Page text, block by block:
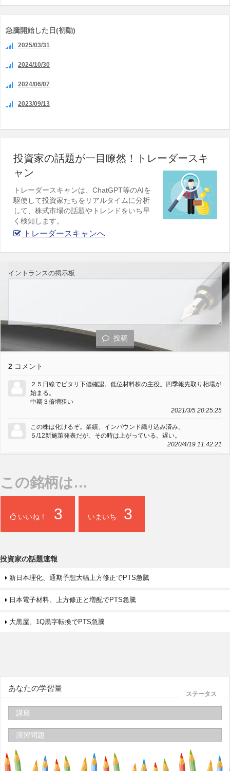
急騰開始した日(初動)
2025/03/31
2024/10/30
2024/06/07
2023/09/13
投資家の話題が一目瞭然！トレーダースキ
ャン
トレーダースキャンは、ChatGPT等のAIを
駆使して投資家たちをリアルタイムに分析
して、株式市場の話題やトレンドをいち早
く検知します。
トレーダースキャンへ
イントランスの掲示板
投稿
2 コメント
２５日線でピタリ下値確認。低位材料株の主役。四季報先取り相場が
始まる。
中期３倍増狙い
2021/3/5 20:25:25
この株は化けるぞ。業績、インバウンド織り込み済み。
５/12新施策発表だが、その時は上がっている。遅い。
2020/4/19 11:42:21
この銘柄は…
いいね！ 3 いまいち 3
投資家の話題速報
新日本理化、通期予想大幅上方修正でPTS急騰
日本電子材料、上方修正と増配でPTS急騰
大黒屋、1Q黒字転換でPTS急騰
ステータス
あなたの学習量
講座
演習問題